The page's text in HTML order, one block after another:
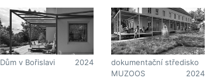
Dům v Bořislavi 2024
dokumentační středisko
MUZOOS
2024